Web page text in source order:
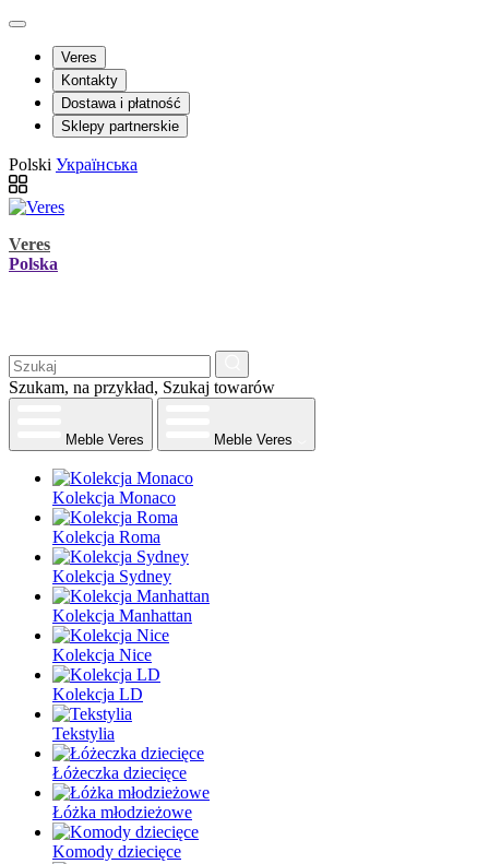
Veres
Kontakty
Dostawa i płatność
Sklepy partnerskie
Polski Українська
Veres
Polska
Szukam, na przykład, Szukaj towarów
Meble Veres Meble Veres
Kolekcja Monaco
Kolekcja Roma
Kolekcja Sydney
Kolekcja Manhattan
Kolekcja Nice
Kolekcja LD
Tekstylia
Łóżeczka dziecięce
Łóżka młodzieżowe
Komody dziecięce